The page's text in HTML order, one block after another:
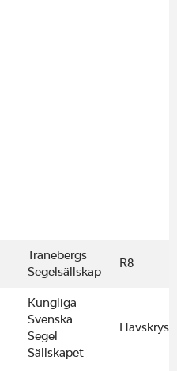
Tranebergs
Segelsällskap
R8
Kungliga
Svenska
Segel
Sällskapet